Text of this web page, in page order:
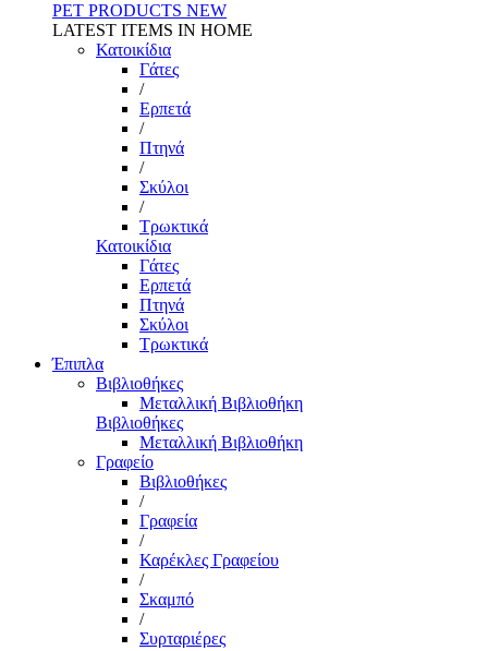
PET PRODUCTS NEW
LATEST ITEMS IN HOME
Κατοικίδια
Γάτες
/
Ερπετά
/
Πτηνά
/
Σκύλοι
/
Τρωκτικά
Κατοικίδια
Γάτες
Ερπετά
Πτηνά
Σκύλοι
Τρωκτικά
Έπιπλα
Βιβλιοθήκες
Μεταλλική Βιβλιοθήκη
Βιβλιοθήκες
Μεταλλική Βιβλιοθήκη
Γραφείο
Βιβλιοθήκες
/
Γραφεία
/
Καρέκλες Γραφείου
/
Σκαμπό
/
Συρταριέρες